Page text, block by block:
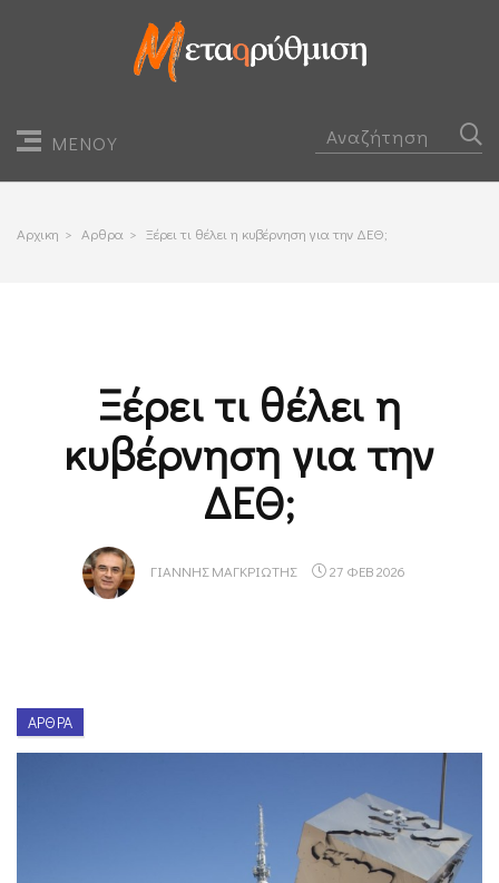
ΜΕΝΟΥ
Αρχικη > Αρθρα > Ξέρει τι θέλει η κυβέρνηση για την ΔΕΘ;
Ξέρει τι θέλει η
κυβέρνηση για την
ΔΕΘ;
ΓΙΆΝΝΗΣ ΜΑΓΚΡΙΏΤΗΣ 27 ΦΕΒ 2026
ΆΡΘΡΑ